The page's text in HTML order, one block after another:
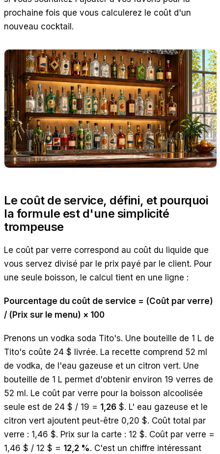
prochaine fois que vous calculerez le coût d'un
nouveau cocktail.
Le coût de service, défini, et pourquoi
la formule est d'une simplicité
trompeuse
Le coût par verre correspond au coût du liquide que
vous servez divisé par le prix payé par le client. Pour
une seule boisson, le calcul tient en une ligne :
Pourcentage du coût de service = (Coût par verre)
/ (Prix sur le menu) × 100
Prenons un vodka soda Tito's. Une bouteille de 1 L de
Tito's coûte 24 $ livrée. La recette comprend 52 ml
de vodka, de l'eau gazeuse et un citron vert. Une
bouteille de 1 L permet d'obtenir environ 19 verres de
52 ml. Le coût par verre pour la boisson alcoolisée
seule est de 24 $ / 19 = 1,26 $. L' eau gazeuse et le
citron vert ajoutent peut-être 0,20 $. Coût total par
verre : 1,46 $. Prix sur la carte : 12 $. Coût par verre =
1,46 $ / 12 $ = 12,2 %. C'est un chiffre intéressant